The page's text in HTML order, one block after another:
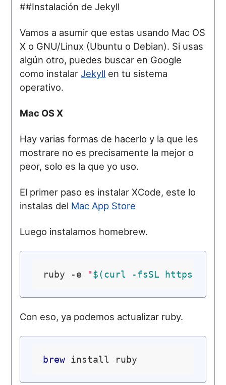
##Instalación de Jekyll
Vamos a asumir que estas usando Mac OS
X o GNU/Linux (Ubuntu o Debian). Si usas
algún otro, puedes buscar en Google
como instalarJekyll en tu sistema
operativo.
Mac OS X
Hay varias formas de hacerlo y la que les
mostrare no es precisamente la mejor o
peor, solo es la que yo uso.
El primer paso es instalar XCode, este lo
instalas del Mac App Store
Luego instalamos homebrew.
ruby -e "$(curl -fsSL https://
Con eso, ya podemos actualizar ruby.
brew